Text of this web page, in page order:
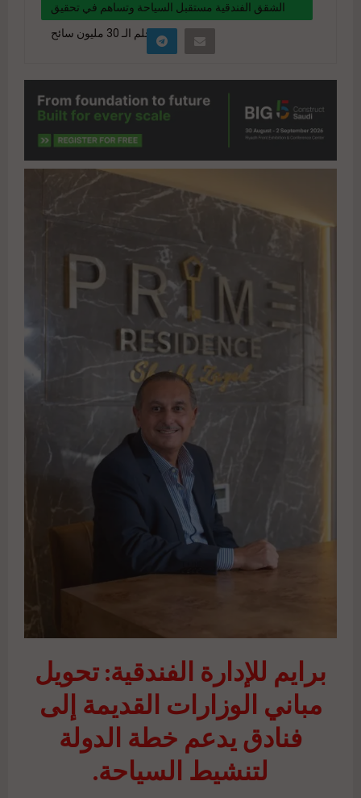
الشقق الفندقية مستقبل السياحة وتساهم في تحقيق
حلم الـ 30 مليون سائح
apartments-are-the-future-of-tourism-and-
contribute-to-realizing-the-dream-of-30-million-
tourists/" href="#">
برايم للإدارة الفندقية: تحويل
مباني الوزارات القديمة إلى
فنادق يدعم خطة الدولة
لتنشيط السياحة.